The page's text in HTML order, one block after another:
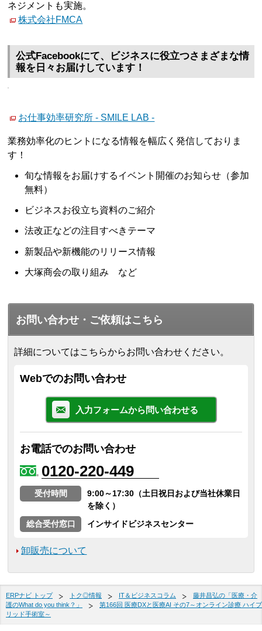
ネジメントも実施。
株式会社FMCA
公式Facebookにて、ビジネスに役立つさまざまな情
報を日々お届けしています！
お仕事効率研究所 - SMILE LAB -
業務効率化のヒントになる情報を幅広く発信しておりま
す！
旬な情報をお届けするイベント開催のお知らせ（参加
無料）
ビジネスお役立ち資料のご紹介
法改正などの注目すべきテーマ
新製品や新機能のリリース情報
大塚商会の取り組み など
お問い合わせ・ご依頼はこちら
詳細についてはこちらからお問い合わせください。
Webでのお問い合わせ
入力フォームから問い合わせる
お電話でのお問い合わせ
0120-220-449
受付時間
9:00～17:30（土日祝日および当社休業日
を除く）
総合受付窓口
インサイドビジネスセンター
卸販売について
ERPナビ トップ トク◎情報 IT＆ビジネスコラム
藤井昌弘の「医療・介
護のWhat do you think？」
第166回 医療DXと医療AI その7～オンライン診療 ハイブ
リッド手術室～